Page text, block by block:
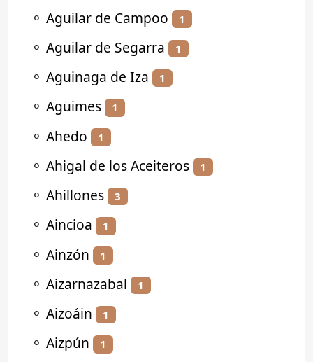
⚬ Aguilar de Campoo 1
⚬ Aguilar de Segarra 1
⚬ Aguinaga de Iza 1
⚬ Agüimes 1
⚬ Ahedo 1
⚬ Ahigal de los Aceiteros 1
⚬ Ahillones 3
⚬ Aincioa 1
⚬ Ainzón 1
⚬ Aizarnazabal 1
⚬ Aizoáin 1
⚬ Aizpún 1